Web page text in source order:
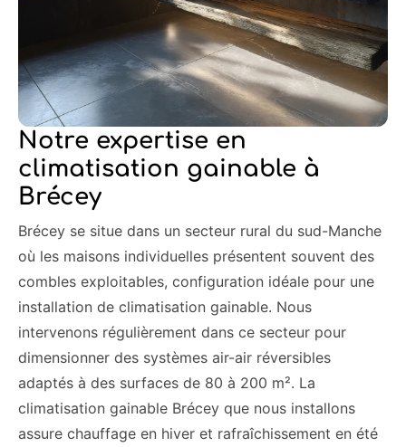
Notre expertise en
climatisation gainable à
Brécey
Brécey se situe dans un secteur rural du sud-Manche
où les maisons individuelles présentent souvent des
combles exploitables, configuration idéale pour une
installation de climatisation gainable. Nous
intervenons régulièrement dans ce secteur pour
dimensionner des systèmes air-air réversibles
adaptés à des surfaces de 80 à 200 m². La
climatisation gainable Brécey que nous installons
assure chauffage en hiver et rafraîchissement en été